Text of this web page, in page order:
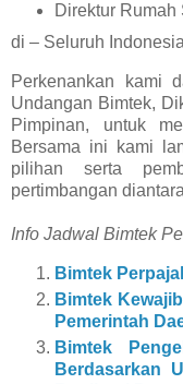
Direktur
di – Seluruh Indonesia
Perkenankan kami
Undangan Bimtek,
Pimpinan, untuk
Bersama ini kami
pilihan serta
pertimbangan
Info Jadwal Bimtek
Bimtek
Bimtek
Pemerintah
Bimtek
Berdasarkan